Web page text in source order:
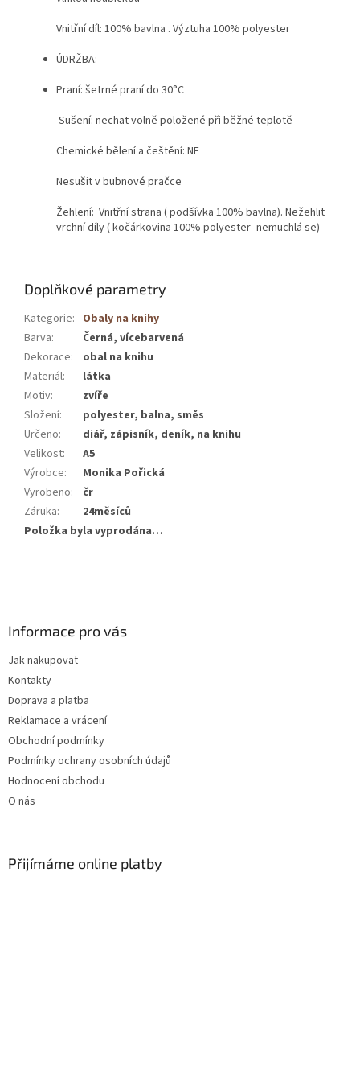
Vnitřní díl: 100% bavlna . Výztuha 100% polyester
ÚDRŽBA:
Praní: šetrné praní do 30°C
Sušení: nechat volně položené při běžné teplotě
Chemické bělení a češtění: NE
Nesušit v bubnové pračce
Žehlení: Vnitřní strana ( podšívka 100% bavlna). Nežehlit
vrchní díly ( kočárkovina 100% polyester- nemuchlá se)
Doplňkové parametry
Kategorie: Obaly na knihy
Barva:
Černá, vícebarvená
Dekorace:
obal na knihu
Materiál:
látka
Motiv:
zvíře
Složení:
polyester, balna, směs
Určeno:
diář, zápisník, deník, na knihu
Velikost:
A5
Výrobce:
Monika Pořická
Vyrobeno:
čr
Záruka:
24měsíců
Položka byla vyprodána…
Informace pro vás
Jak nakupovat
Kontakty
Doprava a platba
Reklamace a vrácení
Obchodní podmínky
Podmínky ochrany osobních údajů
Hodnocení obchodu
O nás
Přijímáme online platby